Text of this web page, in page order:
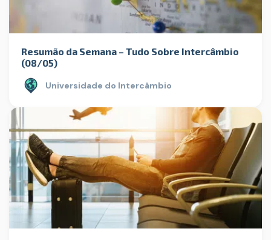
Resumão da Semana – Tudo Sobre Intercâmbio
(08/05)
Universidade do Intercâmbio